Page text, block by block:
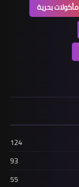
مأكولات بحرية
124
93
55